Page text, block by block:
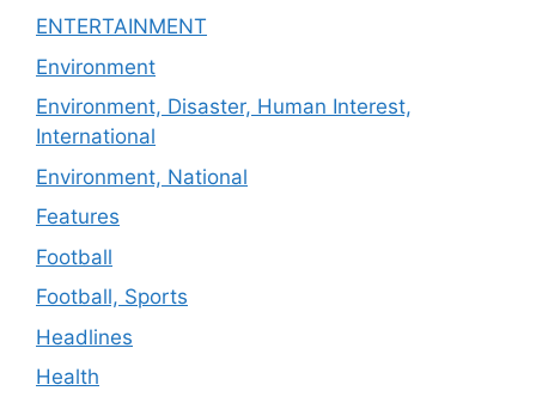
ENTERTAINMENT
Environment
Environment, Disaster, Human Interest,
International
Environment, National
Features
Football
Football, Sports
Headlines
Health